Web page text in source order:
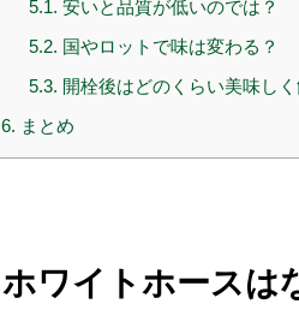
5.1. 安いと品質が低いのでは？
5.2. 国やロットで味は変わる？
5.3. 開栓後はどのくらい美味しく
6. まとめ
ホワイトホースは